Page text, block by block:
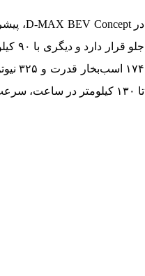
جلو
تا ۱۳۰ کیلومتر در ساعت، سرعت بگیرد.